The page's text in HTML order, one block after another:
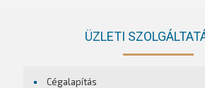
ÜZLETI
Cégalapítás